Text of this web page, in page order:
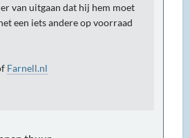
van uitgaan dat hij hem moet
een iets andere op voorraad
Farnell.nl